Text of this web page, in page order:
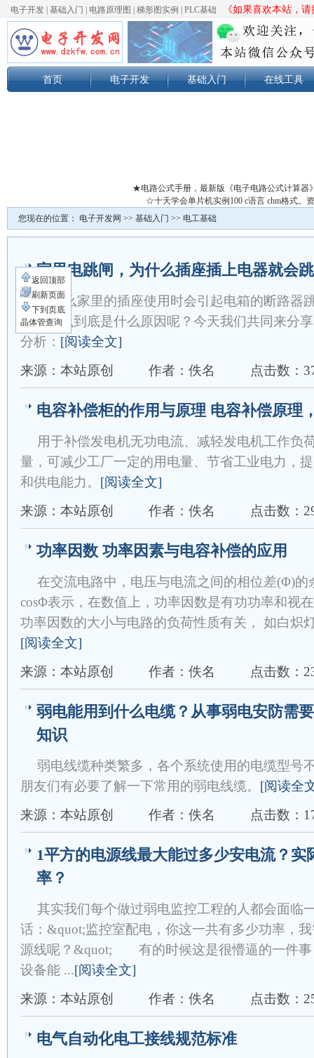
电子开发 基础入门 电路原理图 梯形图实例 PLC基础 《如果喜欢本站，
首页 电子开发 基础入门 在线工具
★电路公式手册，最新版《电子电路公式计算器
☆十天学会单片机实例100 c语言 chm格式。
您现在的位置： 电子开发网 >> 基础入门 >> 电工基础
家里电跳闸，为什么插座插上电器就会
为什么家里的插座使用时会引起电箱的断路器
闸，那么到底是什么原因呢？今天我们共同来分
分析： [阅读全文]
来源：本站原创
作者：佚名 点击数：
电容补偿柜的作用与原理 电容补偿原理
用于补偿发电机无功电流、减轻发电机工作负
量，可减少工厂一定的用电量、节省工业电力，
和供电能力。 [阅读全文]
来源：本站原创
作者：佚名 点击数：
功率因数 功率因素与电容补偿的应用
在交流电路中，电压与电流之间的相位差(Φ)的
cosΦ表示，在数值上，功率因数是有功功率和视
功率因数的大小与电路的负荷性质有关， 如白炽
[阅读全文]
来源：本站原创
作者：佚名 点击数：
弱电能用到什么电缆？从事弱电安防需
知识
弱电线缆种类繁多，各个系统使用的电缆型号
朋友们有必要了解一下常用的弱电线缆。 [阅读全
来源：本站原创
作者：佚名 点击数：
1平方的电源线最大能过多少安电流？实
率？
其实我们每个做过弱电监控工程的人都会面临
话：&quot;监控室配电，你这一共有多少功率，
源线呢？&quot; 有的时候这是很懵逼的一件事
设备能 ...[阅读全文]
来源：本站原创
作者：佚名 点击数：
电气自动化电工接线规范标准
返回顶部
刷新页面
下到页底
晶体管查询